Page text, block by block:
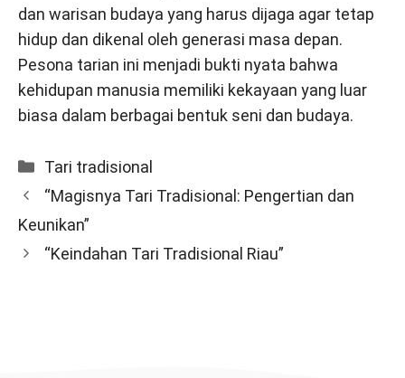
dan warisan budaya yang harus dijaga agar tetap
hidup dan dikenal oleh generasi masa depan.
Pesona tarian ini menjadi bukti nyata bahwa
kehidupan manusia memiliki kekayaan yang luar
biasa dalam berbagai bentuk seni dan budaya.
Categories
Tari tradisional
“Magisnya Tari Tradisional: Pengertian dan
Keunikan”
“Keindahan Tari Tradisional Riau”